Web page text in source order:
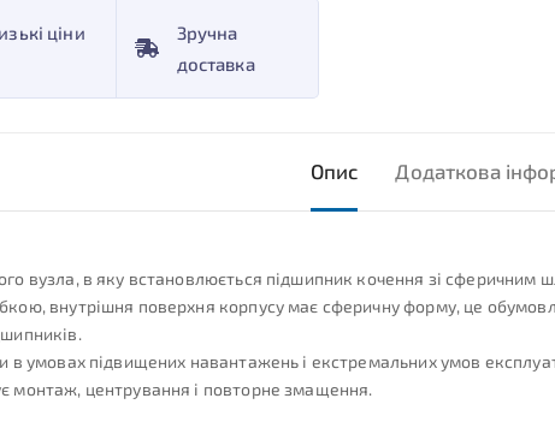
ціни
Зручна
доставка
Опис Додаткова
вузла, в яку встановлюється підшипник кочення зі сферичним
внутрішня поверхня корпусу має сферичну форму, це
в умовах підвищених навантажень і екстремальних умов
монтаж, центрування і повторне змащення.